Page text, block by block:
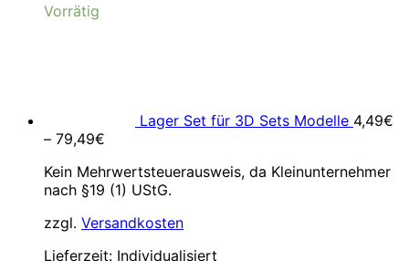
Vorrätig
Lager Set für 3D Sets Modelle 4,49€
– 79,49€
Kein Mehrwertsteuerausweis, da Kleinunternehmer
nach §19 (1) UStG.
zzgl. Versandkosten
Lieferzeit: Individualisiert